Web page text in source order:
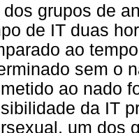
dos grupos de
de IT duas
ao
sem o
ao nado
da IT
um dos